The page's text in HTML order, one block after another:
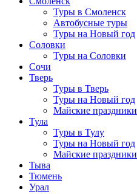
Туры в Смоленск
Автобусные туры
Туры на Новый год
Соловки
Туры на Соловки
Сочи
Тверь
Туры в Тверь
Туры на Новый год
Майские праздники
Тула
Туры в Тулу
Туры на Новый год
Майские праздники
Тыва
Тюмень
Урал